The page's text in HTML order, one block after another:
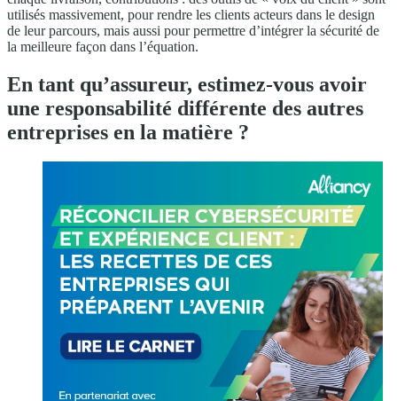
utilisés massivement, pour rendre les clients acteurs dans le design
de leur parcours, mais aussi pour permettre d’intégrer la sécurité de
la meilleure façon dans l’équation.
En tant qu’assureur, estimez-vous avoir
une responsabilité différente des autres
entreprises en la matière ?